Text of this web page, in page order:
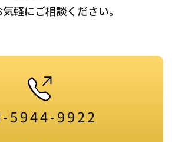
軽にご相談ください。
5944-9922